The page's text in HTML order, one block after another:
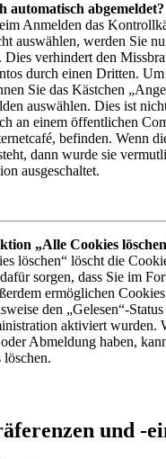
automatisch abgemeldet?
Anmelden das
auswählen, werden Sie
Dies verhindert den
durch einen Dritten. Um
Sie das Kästchen
auswählen. Dies ist
an einem öffentlichen
befinden. Wenn
dann wurde sie
ausgeschaltet.
„Alle Cookies
löschen“ löscht die
sorgen, dass Sie im
ermöglichen
den „Gelesen“-
aktiviert wurden.
Abmeldung haben,
und -